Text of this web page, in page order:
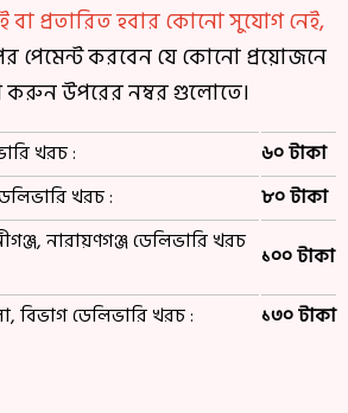
প্রতারিত হবার কোনো সুযোগ নেই,
পেমেন্ট করবেন যে কোনো প্রয়োজনে
উপরের নম্বর গুলোতে।
খরচ :
৬০ টাকা
খরচ :
৮০ টাকা
নারায়ণগঞ্জ ডেলিভারি খরচ ১০০ টাকা
বিভাগ ডেলিভারি খরচ :
১৩০ টাকা